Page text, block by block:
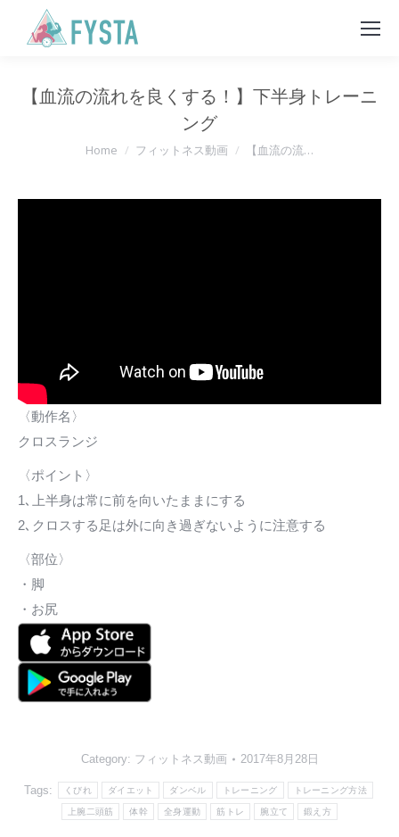
【血流の流れを良くする！】下半身トレーニ
ング
You are here:
Home フィットネス動画 【血流の流…
〈動作名〉
クロスランジ
〈ポイント〉
1､上半身は常に前を向いたままにする
2､クロスする足は外に向き過ぎないように注意する
〈部位〉
・脚
・お尻
Category: フィットネス動画 2017年8月28日
Tags: くびれ ダイエット ダンベル トレーニング トレーニング方法
上腕二頭筋 体幹 全身運動 筋トレ 腕立て 鍛え方